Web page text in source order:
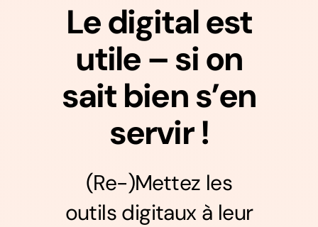
Le digital est
utile – si on
sait bien s’en
servir !
(Re-)Mettez les
outils digitaux à leur